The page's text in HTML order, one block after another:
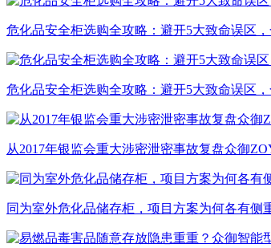
危化品安全柜选购全攻略：避开5大致命误区
危化品安全柜选购全攻略：避开5大致命误区
从2017年银监会重大涉密泄密事故复盘众御
同为室外危化品储存柜，项目方案为何各有侧